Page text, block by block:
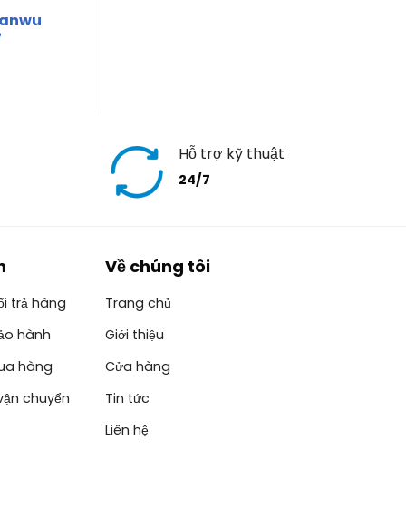
Hỗ trợ kỹ thuật
24/7
trả hàng
hành
hàng
chuyển
Về chúng tôi
Trang chủ
Giới thiệu
Cửa hàng
Tin tức
Liên hệ